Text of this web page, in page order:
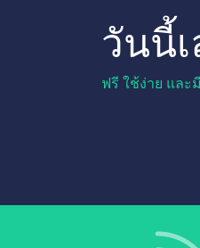
วันนี้
ฟรี ใช้ง่าย และ